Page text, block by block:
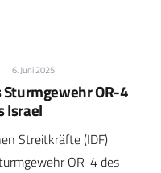
6. Juni 2025
Sturmgewehr OR-4
Israel
Streitkräfte (IDF)
OR-4 des